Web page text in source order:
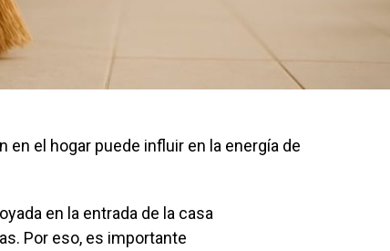
en el hogar puede influir en la energía de
en la entrada de la casa
Por eso, es importante